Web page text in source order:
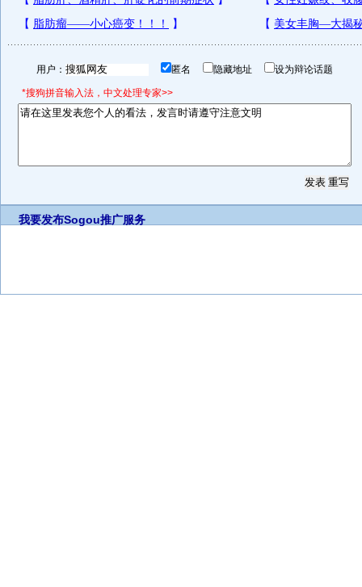
用户： 匿名 隐藏地址 设为辩论话题
*搜狗拼音输入法，中文处理专家>>
我要发布Sogou推广服务